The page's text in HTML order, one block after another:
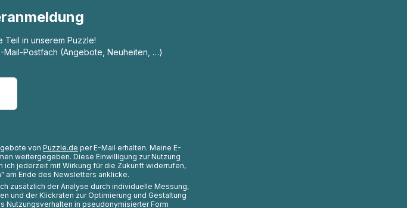
Teil in unserem Puzzle!
Mail-Postfach (Angebote, Neuheiten, …)
von Puzzle.de per E-Mail erhalten. Meine E-
weitergegeben. Diese Einwilligung zur Nutzung
jederzeit mit Wirkung für die Zukunft widerrufen,
am Ende des Newsletters anklicke.
zusätzlich der Analyse durch individuelle Messung,
und der Klickraten zur Optimierung und Gestaltung
Nutzungsverhalten in pseudonymisierter Form